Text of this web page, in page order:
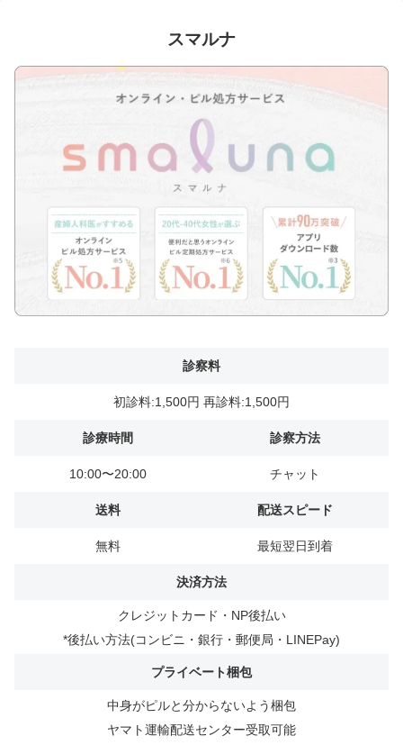
スマルナ
診察料
初診料:1,500円 再診料:1,500円
診療時間 診察方法
10:00〜20:00 チャット
送料 配送スピード
無料 最短翌日到着
決済方法
クレジットカード・NP後払い
*後払い方法(コンビニ・銀行・郵便局・LINEPay)
プライベート梱包
中身がピルと分からないよう梱包
ヤマト運輸配送センター受取可能